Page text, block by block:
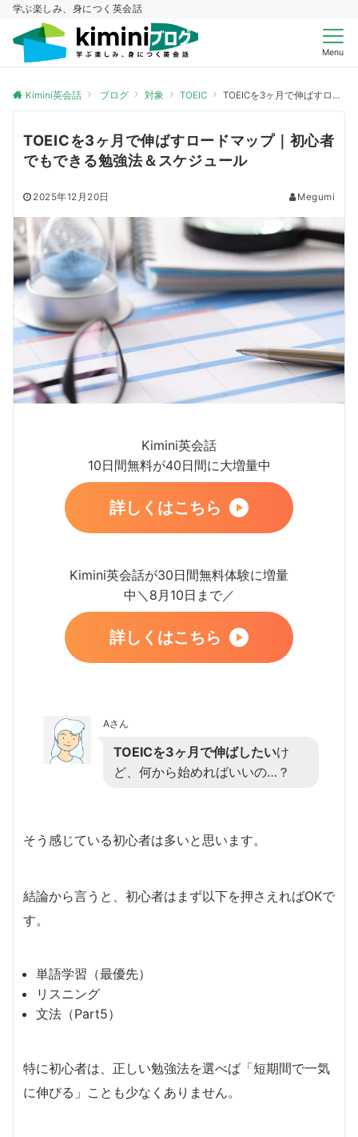
学ぶ楽しみ、身につく英会話
Menu
Kimini英会話 ブログ 対象 TOEIC TOEICを3ヶ月で伸ばすロードマップ｜初心者でもできる勉強法＆スケジュール
TOEICを3ヶ月で伸ばすロードマップ｜初心者
でもできる勉強法＆スケジュール
2025年12月20日 Megumi
Kimini英会話
10日間無料が40日間に大増量中
詳しくはこちら
Kimini英会話が30日間無料体験に増量
中＼8月10日まで／
詳しくはこちら
Aさん
TOEICを3ヶ月で伸ばしたいけ
ど、何から始めればいいの…？
そう感じている初心者は多いと思います。
結論から言うと、初心者はまず以下を押さえればOKで
す。
単語学習（最優先）
リスニング
文法（Part5）
特に初心者は、正しい勉強法を選べば「短期間で一気
に伸びる」ことも少なくありません。